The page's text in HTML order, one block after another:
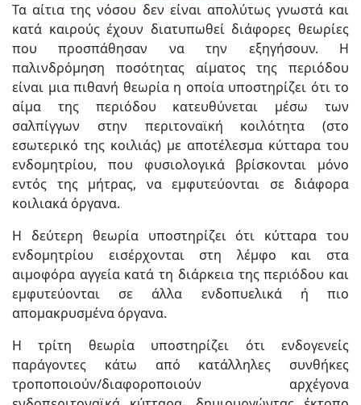
Τα αίτια της νόσου δεν είναι απολύτως γνωστά και
κατά καιρούς έχουν διατυπωθεί διάφορες θεωρίες
που προσπάθησαν να την εξηγήσουν. Η
παλινδρόμηση ποσότητας αίματος της περιόδου
είναι μια πιθανή θεωρία η οποία υποστηρίζει ότι το
αίμα της περιόδου κατευθύνεται μέσω των
σαλπίγγων στην περιτοναϊκή κοιλότητα (στο
εσωτερικό της κοιλιάς) με αποτέλεσμα κύτταρα του
ενδομητρίου, που φυσιολογικά βρίσκονται μόνο
εντός της μήτρας, να εμφυτεύονται σε διάφορα
κοιλιακά όργανα.
Η δεύτερη θεωρία υποστηρίζει ότι κύτταρα του
ενδομητρίου εισέρχονται στη λέμφο και στα
αιμοφόρα αγγεία κατά τη διάρκεια της περιόδου και
εμφυτεύονται σε άλλα ενδοπυελικά ή πιο
απομακρυσμένα όργανα.
Η τρίτη θεωρία υποστηρίζει ότι ενδογενείς
παράγοντες κάτω από κατάλληλες συνθήκες
τροποποιούν/διαφοροποιούν αρχέγονα